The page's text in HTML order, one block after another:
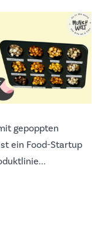
gepoppten
ein Food-Startup